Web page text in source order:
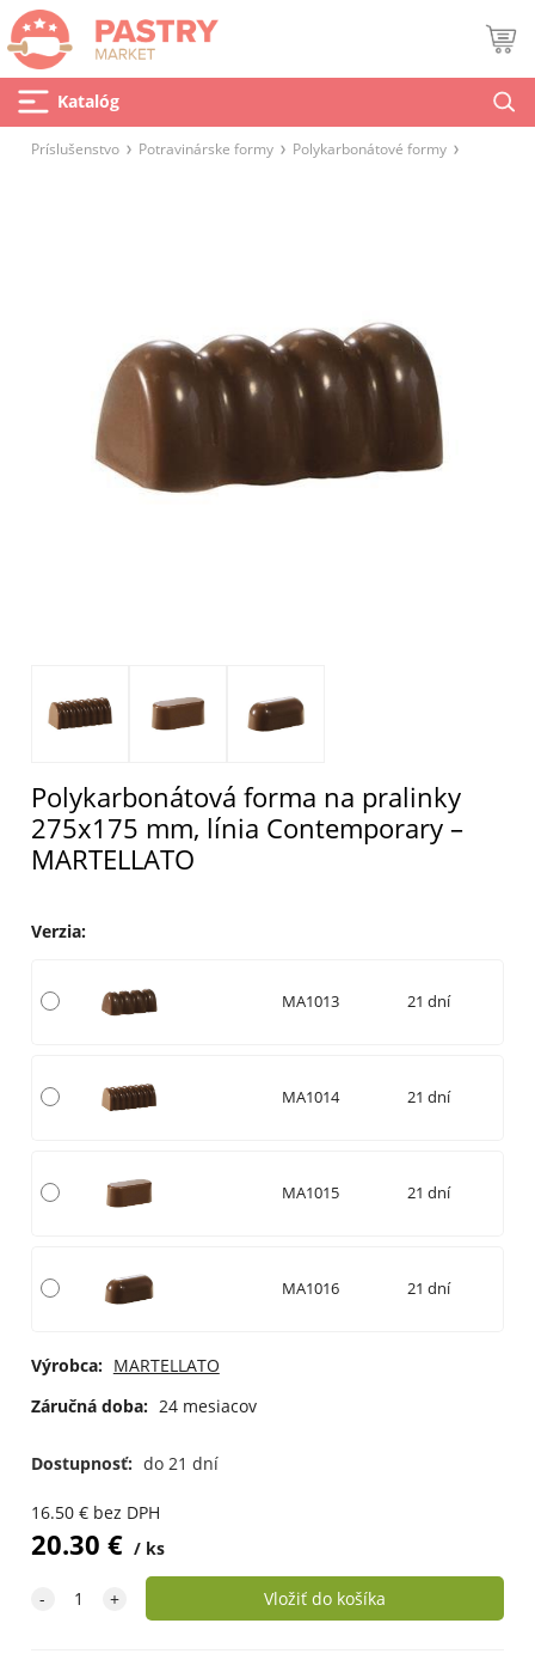
Katalóg
Príslušenstvo Potravinárske formy Polykarbonátové formy
Polykarbonátová forma na pralinky
275x175 mm, línia Contemporary –
MARTELLATO
Verzia:
MA1013 21 dní
MA1014 21 dní
MA1015 21 dní
MA1016 21 dní
Výrobca: MARTELLATO
Záručná doba: 24 mesiacov
Dostupnosť: do 21 dní
16.50€ bez DPH
20.30 € ks